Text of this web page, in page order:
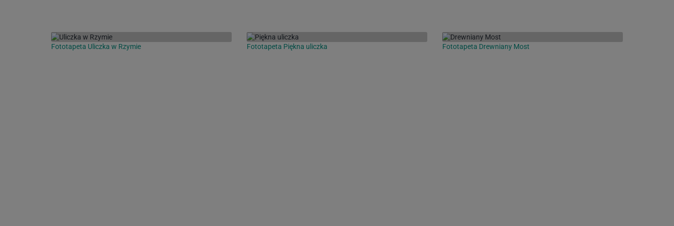
Fototapeta Uliczka w Rzymie Fototapeta Piękna uliczka Fototapeta Drewniany Most